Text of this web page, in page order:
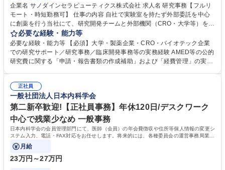
企業名 サノダインセラピューティクス株式会社 求人名 研究事務【フルリ
モート・時短勤務可】 仕事の内容 自社で実験室を持たず外部委託を中心
に創薬を行う当社にて、研究開発チームと外部機関（CRO・大学等）をつ
なぐハブとして、契約・発注・予算管理などの研究事務全般をお任せしま
す。 ■見積取得、発注、検収、請求処理等の事務手続き ■委託先との定例
会議の調整・アジェンダ準備・議事録作成 ■研究報告書、試験関連資料、
SOP等の整備・版管理・保管 ■研究開発の進捗・タイムライン・予算執行
集職種 研究事務【フルリモート・時短勤務可】
必要な経験・能力等
必要な経験・能力等 【必須】大学・製薬企業・CRO・バイオテック企業
での研究サポート／研究事務／臨床開発事務等の実務経験 AMED等の公的
研究費に関する「申請・報告書類の作成補助」および「経費管理」の実務
き方について】フルリモートやハイブリッド勤務、時短勤務など個々のラ
イフスタイルに応じた柔軟な働き方が可能です。育児や介護との両立も応
援します。 学歴・資格 学歴：大学院 大学 語学力： 資格：
正社員
一般社団法人日本内科学会
第二新卒歓迎!【正社員事務】年休120日/デスクワーク
中心で残業少なめ 一般事務
日本内科学会の会員管理部門にて、医師（会員）の年会費徴収や住所等個人情報の変更シ
ステム入力、電話・FAX対応をお任せします。将来的には、各種委員会の運営事務局業務
などにも幅広く携わっていただきます。
月給
23万円～27万円